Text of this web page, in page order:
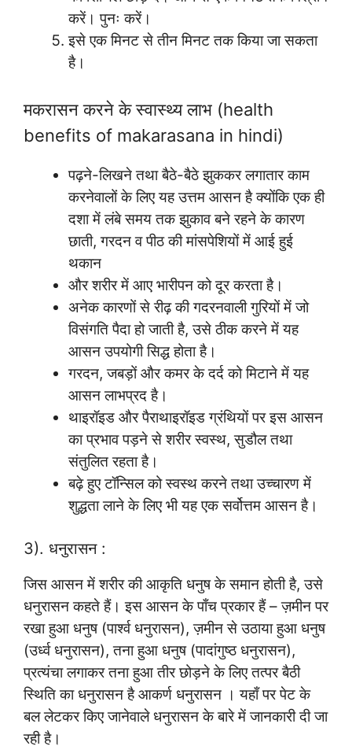
करें। पुनः करें।
इसे एक मिनट से तीन मिनट तक किया जा सकता
है।
मकरासन करने के स्वास्थ्य लाभ (health
benefits of makarasana in hindi)
पढ़ने-लिखने तथा बैठे-बैठे झुककर लगातार काम
करनेवालों के लिए यह उत्तम आसन है क्योंकि एक ही
दशा में लंबे समय तक झुकाव बने रहने के कारण
छाती, गरदन व पीठ की मांसपेशियों में आई हुई
थकान
और शरीर में आए भारीपन को दूर करता है।
अनेक कारणों से रीढ़ की गदरनवाली गुरियों में जो
विसंगति पैदा हो जाती है, उसे ठीक करने में यह
आसन उपयोगी सिद्ध होता है।
गरदन, जबड़ों और कमर के दर्द को मिटाने में यह
आसन लाभप्रद है।
थाइरॉइड और पैराथाइरॉइड ग्रंथियों पर इस आसन
का प्रभाव पड़ने से शरीर स्वस्थ, सुडौल तथा
संतुलित रहता है।
बढ़े हुए टॉन्सिल को स्वस्थ करने तथा उच्चारण में
शुद्धता लाने के लिए भी यह एक सर्वोत्तम आसन है।
3). धनुरासन :
जिस आसन में शरीर की आकृति धनुष के समान होती है, उसे
धनुरासन कहते हैं। इस आसन के पाँच प्रकार हैं – ज़मीन पर
रखा हुआ धनुष (पार्श्व धनुरासन), ज़मीन से उठाया हुआ धनुष
(उर्ध्व धनुरासन), तना हुआ धनुष (पादांगुष्ठ धनुरासन),
प्रत्यंचा लगाकर तना हुआ तीर छोड़ने के लिए तत्पर बैठी
स्थिति का धनुरासन है आकर्ण धनुरासन । यहाँ पर पेट के
बल लेटकर किए जानेवाले धनुरासन के बारे में जानकारी दी जा
रही है।